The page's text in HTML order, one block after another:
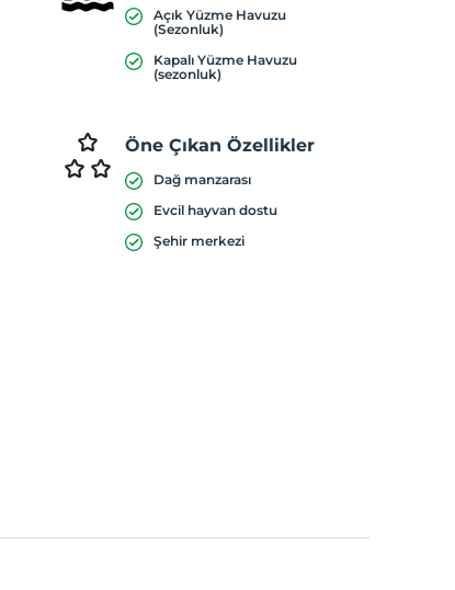
Açık Yüzme Havuzu
(Sezonluk)
Kapalı Yüzme Havuzu
(sezonluk)
Öne Çıkan Özellikler
Dağ manzarası
Evcil hayvan dostu
Şehir merkezi